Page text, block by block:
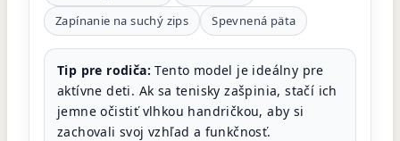
Zapínanie na suchý zips
Spevnená päta
Tip pre rodiča: Tento model je ideálny pre
aktívne deti. Ak sa tenisky zašpinia, stačí ich
jemne očistiť vlhkou handričkou, aby si
zachovali svoj vzhľad a funkčnosť.